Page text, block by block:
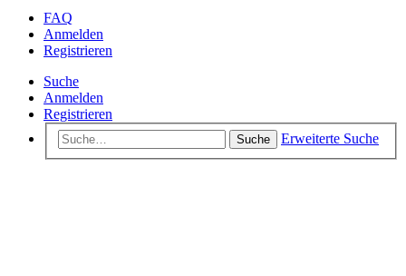
FAQ
Anmelden
Registrieren
Suche
Anmelden
Registrieren
Suche Erweiterte Suche